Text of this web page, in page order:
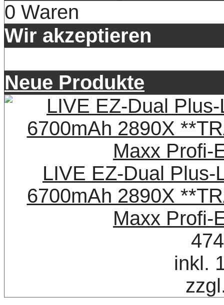
0 Waren
Wir akzeptieren
Neue Produkte
LIVE EZ-Dual Plus-
6700mAh 2890X
Maxx Profi-
inkl.